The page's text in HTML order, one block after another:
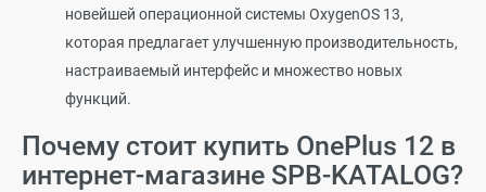
новейшей операционной системы OxygenOS 13,
которая предлагает улучшенную производительность,
настраиваемый интерфейс и множество новых
функций.
Почему стоит купить OnePlus 12 в
интернет-магазине SPB-KATALOG?